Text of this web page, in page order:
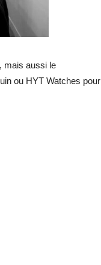
mais aussi le
ou HYT Watches pour